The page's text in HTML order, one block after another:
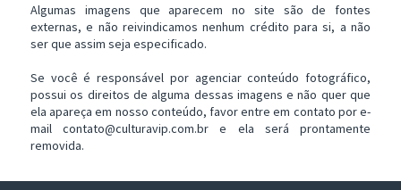
Algumas imagens que aparecem no site são de fontes
externas, e não reivindicamos nenhum crédito para si, a não
ser que assim seja especificado.
Se você é responsável por agenciar conteúdo fotográfico,
possui os direitos de alguma dessas imagens e não quer que
ela apareça em nosso conteúdo, favor entre em contato por e-
mail contato@culturavip.com.br e ela será prontamente
removida.